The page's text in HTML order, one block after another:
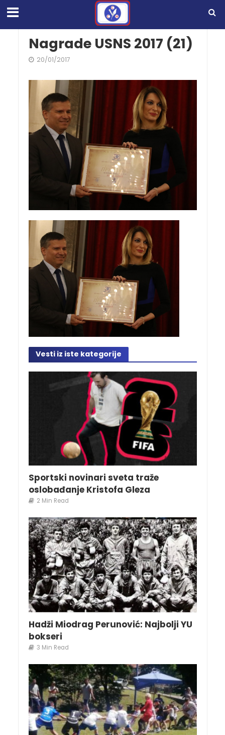
Nagrade USNS 2017 (21)
20/01/2017
Vesti iz iste kategorije
Sportski novinari sveta traže
oslobađanje Kristofa Gleza
2 Min Read
Hadži Miodrag Perunović: Najbolji YU
bokseri
3 Min Read